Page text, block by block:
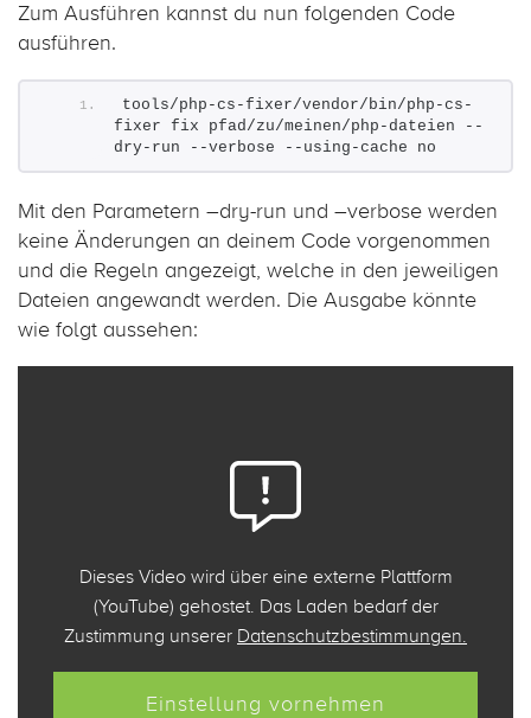
Zum Ausführen kannst du nun folgenden Code
ausführen.
tools/php-cs-fixer/vendor/bin/php-cs-
fixer fix pfad/zu/meinen/php-dateien --
dry-run --verbose --using-cache no
Mit den Parametern –dry-run und –verbose werden
keine Änderungen an deinem Code vorgenommen
und die Regeln angezeigt, welche in den jeweiligen
Dateien angewandt werden. Die Ausgabe könnte
wie folgt aussehen:
Dieses Video wird über eine externe Plattform
(YouTube) gehostet. Das Laden bedarf der
Zustimmung unserer Datenschutzbestimmungen.
Einstellung vornehmen